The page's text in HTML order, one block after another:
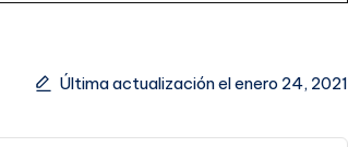
Última actualización el enero 24, 2021